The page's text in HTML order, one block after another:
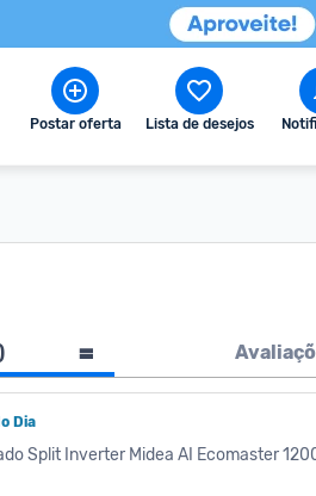
Postar oferta Lista de desejos
Dia
Split Inverter Midea AI Ecomaster